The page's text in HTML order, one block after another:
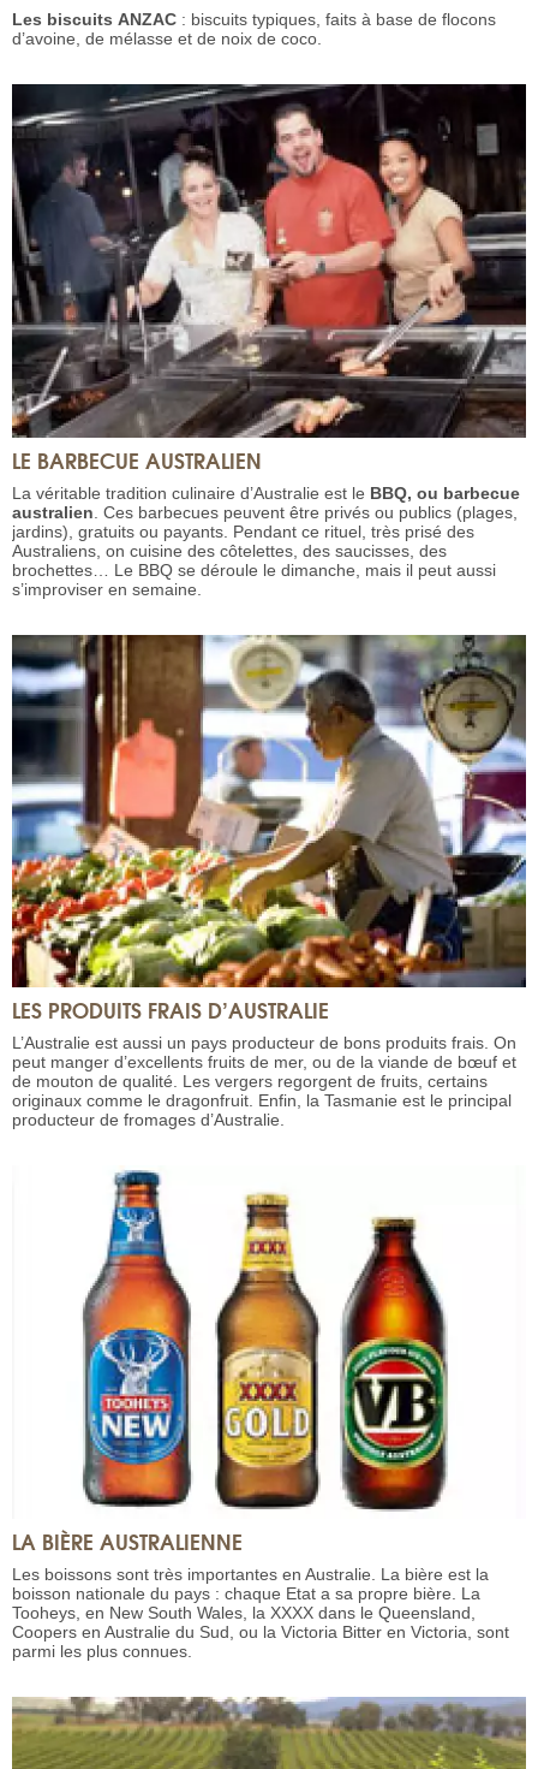
Les biscuits ANZAC : biscuits typiques, faits à base de flocons
d’avoine, de mélasse et de noix de coco.
LE BARBECUE AUSTRALIEN
La véritable tradition culinaire d’Australie est le BBQ, ou barbecue
australien . Ces barbecues peuvent être privés ou publics (plages,
jardins), gratuits ou payants. Pendant ce rituel, très prisé des
Australiens, on cuisine des côtelettes, des saucisses, des
brochettes… Le BBQ se déroule le dimanche, mais il peut aussi
s’improviser en semaine.
LES PRODUITS FRAIS D’AUSTRALIE
L’Australie est aussi un pays producteur de bons produits frais. On
peut manger d’excellents fruits de mer, ou de la viande de bœuf et
de mouton de qualité. Les vergers regorgent de fruits, certains
originaux comme le dragonfruit. Enfin, la Tasmanie est le principal
producteur de fromages d’Australie.
LA BIÈRE AUSTRALIENNE
Les boissons sont très importantes en Australie. La bière est la
boisson nationale du pays : chaque Etat a sa propre bière. La
Tooheys, en New South Wales, la XXXX dans le Queensland,
Coopers en Australie du Sud, ou la Victoria Bitter en Victoria, sont
parmi les plus connues.